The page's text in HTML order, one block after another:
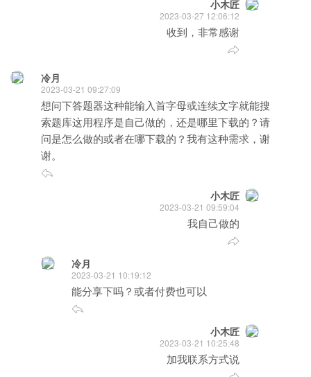
小木匠
2023-03-27 12:06:12
收到，非常感谢
冷月
2023-03-21 09:27:09
想问下答题器这种能输入首字母或连续文字就能搜
索题库这用程序是自己做的，还是哪里下载的？请
问是怎么做的或者在哪下载的？我有这种需求，谢
谢。
小木匠
2023-03-21 09:59:04
我自己做的
冷月
2023-03-21 10:19:12
能分享下吗？或者付费也可以
小木匠
2023-03-21 10:25:48
加我联系方式说